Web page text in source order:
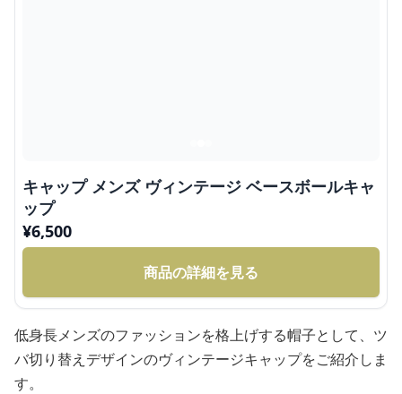
キャップ メンズ ヴィンテージ ベースボールキャ
ップ
¥6,500
商品の詳細を見る
低身長メンズのファッションを格上げする帽子として、ツ
バ切り替えデザインのヴィンテージキャップをご紹介しま
す。